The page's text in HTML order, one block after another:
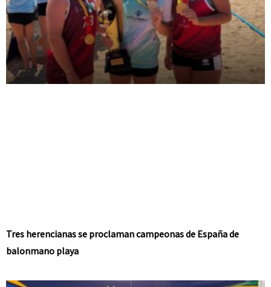
Tres herencianas se proclaman campeonas de España de
balonmano playa